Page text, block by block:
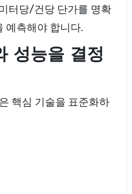
터당/건당 단가를 명확
예측해야 합니다.
성능을 결정
핵심 기술을 표준화하